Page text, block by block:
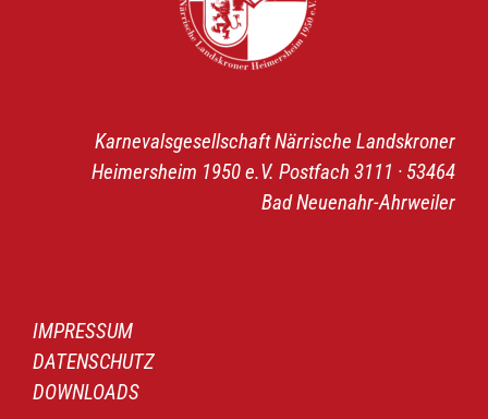
Karnevalsgesellschaft Närrische Landskroner
Heimersheim 1950 e.V. Postfach 3111 · 53464
Bad Neuenahr-Ahrweiler
IMPRESSUM
DATENSCHUTZ
DOWNLOADS